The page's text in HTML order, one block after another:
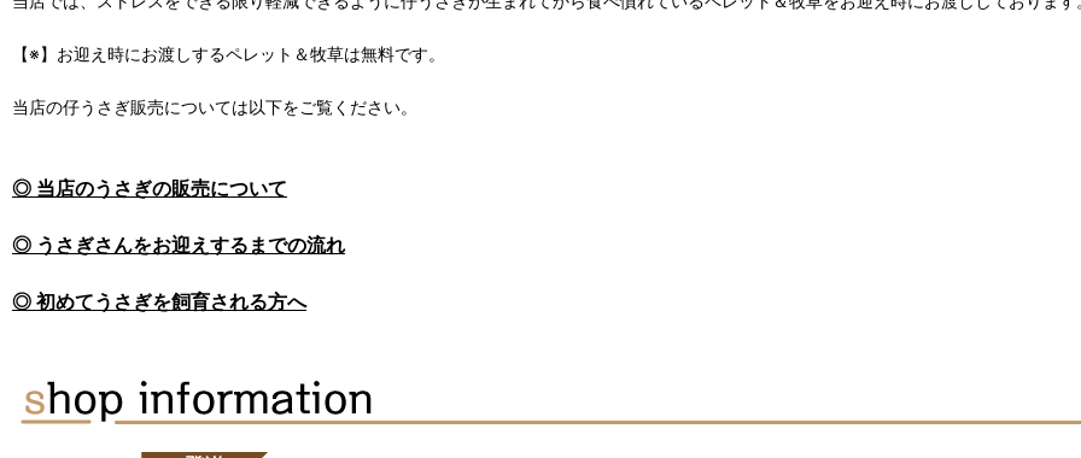
【※】お迎え時にお渡しするペレット＆牧草は無料です。
当店の仔うさぎ販売については以下をご覧ください。
◎ 当店のうさぎの販売について
◎ うさぎさんをお迎えするまでの流れ
◎ 初めてうさぎを飼育される方へ